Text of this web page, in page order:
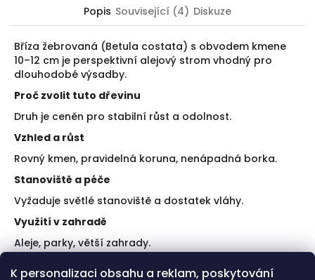
K personalizaci obsahu a reklam, poskytování
Popis Související (4) Diskuze
Bříza žebrovaná (Betula costata) s obvodem kmene
10–12 cm je perspektivní alejový strom vhodný pro
dlouhodobé výsadby.
Proč zvolit tuto dřevinu
Druh je ceněn pro stabilní růst a odolnost.
Vzhled a růst
Rovný kmen, pravidelná koruna, nenápadná borka.
Stanoviště a péče
Vyžaduje světlé stanoviště a dostatek vláhy.
Využití v zahradě
Aleje, parky, větší zahrady.